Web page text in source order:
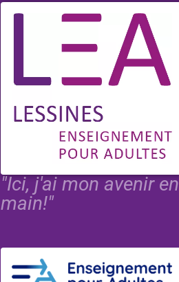
"Ici, j'ai mon avenir en
main!"